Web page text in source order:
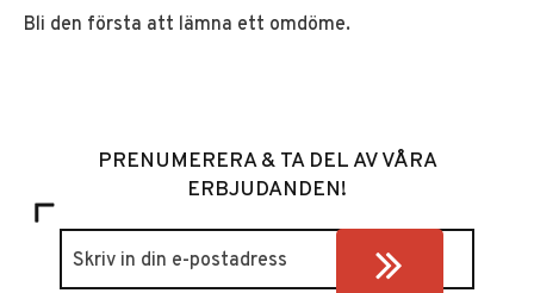
Bli den första att lämna ett omdöme.
PRENUMERERA & TA DEL AV VÅRA
ERBJUDANDEN!